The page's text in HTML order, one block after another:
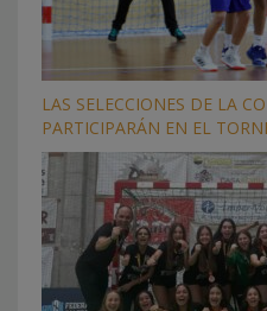
LAS SELECCIONES DE LA
PARTICIPARÁN EN EL